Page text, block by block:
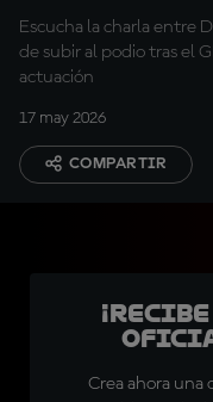
Escucha la charla entre
de subir al podio tras el
actuación
17 may 2026
COMPARTIR
oficial
Crea ahora una